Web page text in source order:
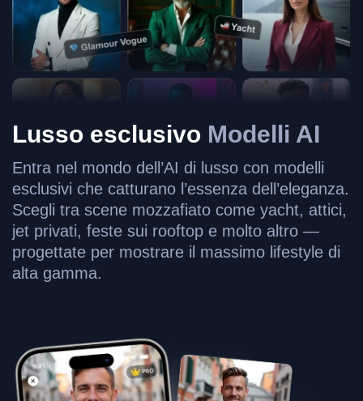
Lusso esclusivo Modelli AI
Entra nel mondo dell’AI di lusso con modelli
esclusivi che catturano l’essenza dell’eleganza.
Scegli tra scene mozzafiato come yacht, attici,
jet privati, feste sui rooftop e molto altro —
progettate per mostrare il massimo lifestyle di
alta gamma.